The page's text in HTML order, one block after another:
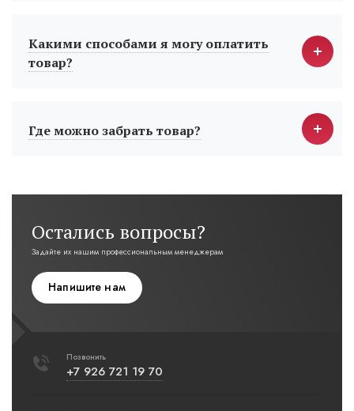
Какими способами я могу оплатить
товар?
Где можно забрать товар?
Остались вопросы?
Задайте их нашим профессиональным менеджерам
Напишите нам
Позвонить
+7 926 721 19 70